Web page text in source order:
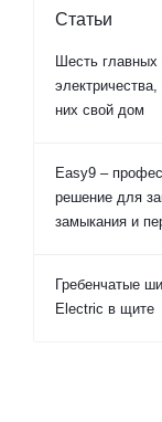
Статьи
Шесть главных
них свой дом
Easy9 –
решение для
замыкания и
Гребенчатые
Electric в щите